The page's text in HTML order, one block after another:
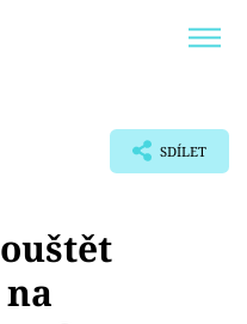
SDÍLET